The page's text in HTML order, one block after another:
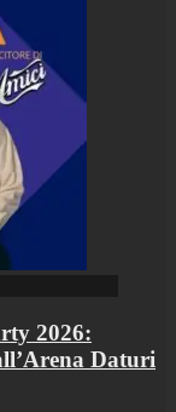
2026:
Daturi